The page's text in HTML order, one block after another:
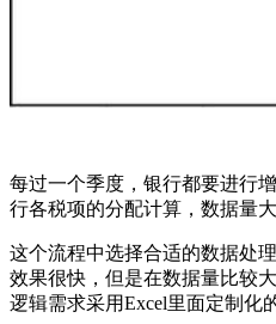
每过一个季度，银行都要进行
行各税项的分配计算，数据量
这个流程中选择合适的数据处
效果很快，但是在数据量比较
逻辑需求采用Excel里面定制化